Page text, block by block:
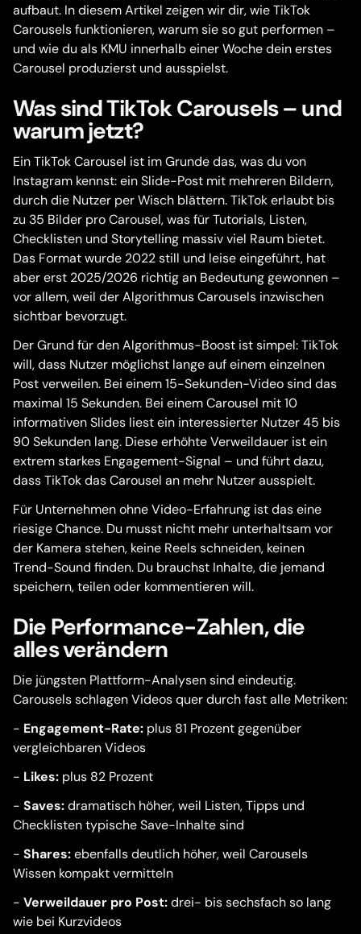
aufbaut. In diesem Artikel zeigen wir dir, wie TikTok
Carousels funktionieren, warum sie so gut performen –
und wie du als KMU innerhalb einer Woche dein erstes
Carousel produzierst und ausspielst.
Was sind TikTok Carousels – und
warum jetzt?
Ein TikTok Carousel ist im Grunde das, was du von
Instagram kennst: ein Slide-Post mit mehreren Bildern,
durch die Nutzer per Wisch blättern. TikTok erlaubt bis
zu 35 Bilder pro Carousel, was für Tutorials, Listen,
Checklisten und Storytelling massiv viel Raum bietet.
Das Format wurde 2022 still und leise eingeführt, hat
aber erst 2025/2026 richtig an Bedeutung gewonnen –
vor allem, weil der Algorithmus Carousels inzwischen
sichtbar bevorzugt.
Der Grund für den Algorithmus-Boost ist simpel: TikTok
will, dass Nutzer möglichst lange auf einem einzelnen
Post verweilen. Bei einem 15-Sekunden-Video sind das
maximal 15 Sekunden. Bei einem Carousel mit 10
informativen Slides liest ein interessierter Nutzer 45 bis
90 Sekunden lang. Diese erhöhte Verweildauer ist ein
extrem starkes Engagement-Signal – und führt dazu,
dass TikTok das Carousel an mehr Nutzer ausspielt.
Für Unternehmen ohne Video-Erfahrung ist das eine
riesige Chance. Du musst nicht mehr unterhaltsam vor
der Kamera stehen, keine Reels schneiden, keinen
Trend-Sound finden. Du brauchst Inhalte, die jemand
speichern, teilen oder kommentieren will.
Die Performance-Zahlen, die
alles verändern
Die jüngsten Plattform-Analysen sind eindeutig.
Carousels schlagen Videos quer durch fast alle Metriken:
- Engagement-Rate: plus 81 Prozent gegenüber
vergleichbaren Videos
- Likes: plus 82 Prozent
- Saves:dramatisch höher, weil Listen, Tipps und
Checklisten typische Save-Inhalte sind
- Shares:ebenfalls deutlich höher, weil Carousels
Wissen kompakt vermitteln
- Verweildauer pro Post:drei- bis sechsfach so lang
wie bei Kurzvideos